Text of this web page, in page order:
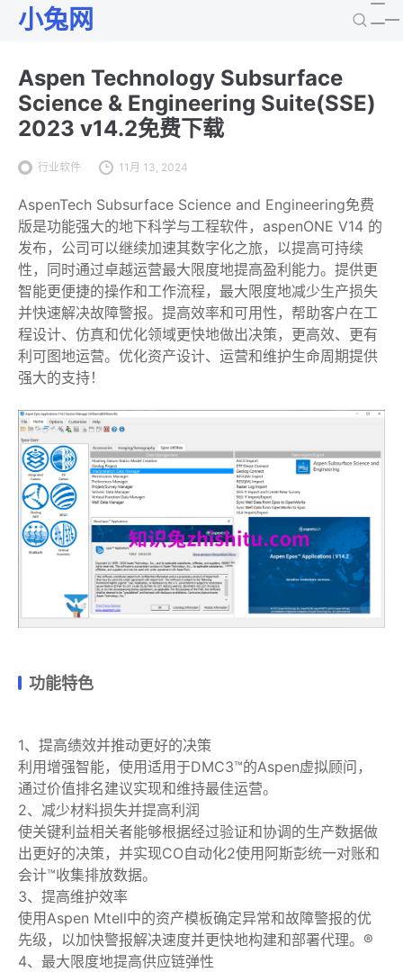
小兔网
Aspen Technology Subsurface
Science & Engineering Suite(SSE)
2023 v14.2免费下载
行业软件 11月 13, 2024
AspenTech Subsurface Science and Engineering免费
版是功能强大的地下科学与工程软件，aspenONE V14 的
发布，公司可以继续加速其数字化之旅，以提高可持续
性，同时通过卓越运营最大限度地提高盈利能力。提供更
智能更便捷的操作和工作流程，最大限度地减少生产损失
并快速解决故障警报。提高效率和可用性，帮助客户在工
程设计、仿真和优化领域更快地做出决策，更高效、更有
利可图地运营。优化资产设计、运营和维护生命周期提供
强大的支持！
功能特色
1、提高绩效并推动更好的决策
利用增强智能，使用适用于DMC3™的Aspen虚拟顾问，
通过价值排名建议实现和维持最佳运营。
2、减少材料损失并提高利润
使关键利益相关者能够根据经过验证和协调的生产数据做
出更好的决策，并实现CO自动化2使用阿斯彭统一对账和
会计™收集排放数据。
3、提高维护效率
使用Aspen Mtell中的资产模板确定异常和故障警报的优
先级，以加快警报解决速度并更快地构建和部署代理。®
4、最大限度地提高供应链弹性